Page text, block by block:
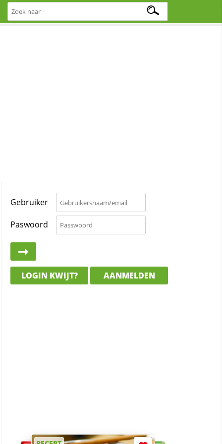
Gebruiker
Paswoord
LOGIN KWIJT? AANMELDEN